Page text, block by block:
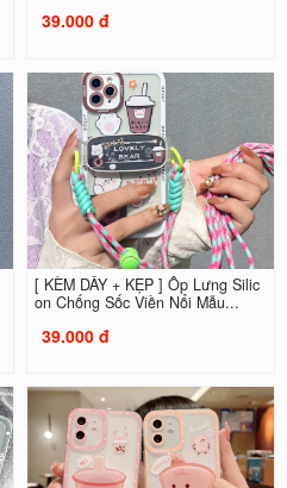
39.000 đ
[ KÈM DÂY + KẸP ] Ốp Lưng Silic
on Chống Sốc Viền Nổi Mẫu...
39.000 đ